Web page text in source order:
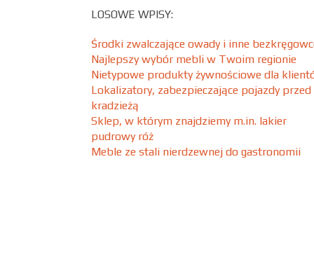
LOSOWE WPISY:
Środki zwalczające owady i inne
Najlepszy wybór mebli w Twoim regionie
Nietypowe produkty żywnościowe dla
Lokalizatory, zabezpieczające pojazdy przed
kradzieżą
Sklep, w którym znajdziemy m.in. lakier
pudrowy róż
Meble ze stali nierdzewnej do gastronomii